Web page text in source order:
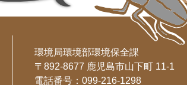
環境局環境部環境保全課
〒892-8677 鹿児島市山下町 11-1
電話番号：099-216-1298